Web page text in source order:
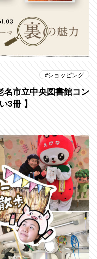
ショッピング
市立中央図書館コン
3冊 】